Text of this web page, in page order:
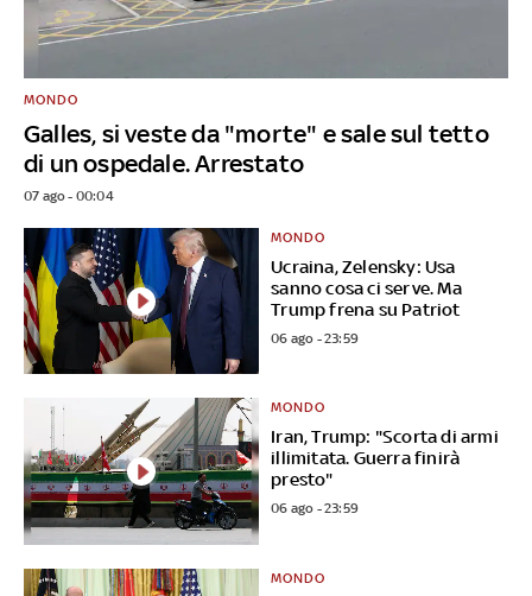
Galles, si veste da "morte" e sale sul tetto
di un ospedale. Arrestato
MONDO
07 ago - 00:04
Ucraina, Zelensky: Usa
sanno cosa ci serve. Ma
Trump frena su Patriot
MONDO
06 ago - 23:59
Iran, Trump: "Scorta di armi
illimitata. Guerra finirà
presto"
MONDO
06 ago - 23:59
MONDO